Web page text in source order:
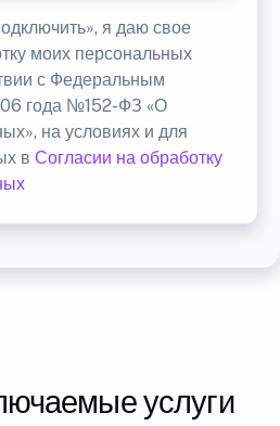
я даю свое
моих персональных
с Федеральным
года №152-ФЗ «О
на условиях и для
в Согласии на обработку
услуги